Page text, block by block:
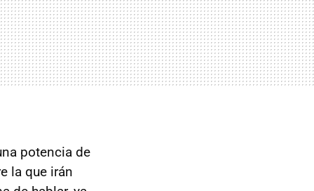
potencia de
la que irán